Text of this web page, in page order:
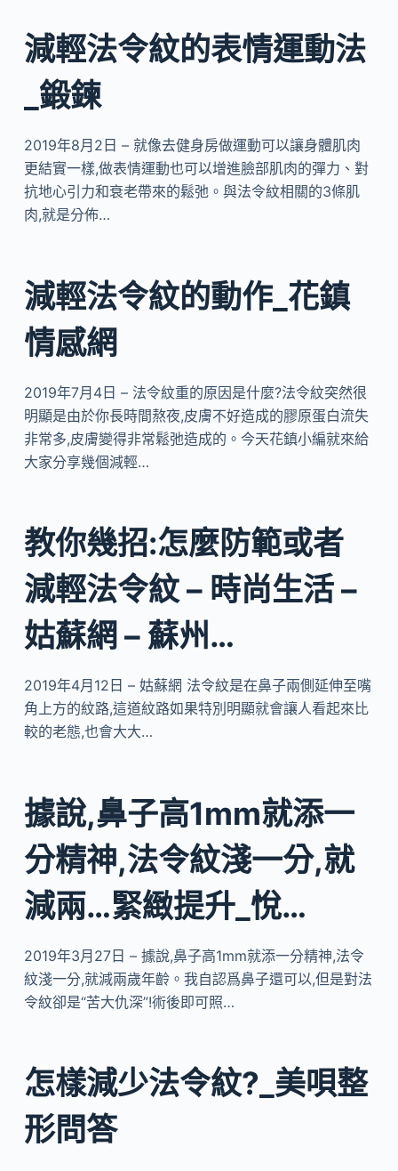
減輕法令紋的表情運動法
_鍛鍊
2019年8月2日 – 就像去健身房做運動可以讓身體肌肉
更結實一樣,做表情運動也可以增進臉部肌肉的彈力、對
抗地心引力和衰老帶來的鬆弛。與法令紋相關的3條肌
肉,就是分佈…
減輕法令紋的動作_花鎮
情感網
2019年7月4日 – 法令紋​重的原因是什麼?法令紋突然很
明顯是由於你長時間熬夜,皮膚不好造成的膠原蛋白流失
非常多,皮膚變得非常鬆弛造成的。今天花鎮小編就來給
大家分享幾個減輕…
教你幾招:怎麼防範或者
減輕法令紋 – 時尚生活 –
姑蘇網 – 蘇州…
2019年4月12日 – 姑蘇網 法令紋是在鼻子兩側延伸至嘴
角上方的紋路,這道紋路如果特別明顯就會讓人看起來比
較的老態,也會大大…
據說,鼻子高1mm就添一
分精神,法令紋淺一分,就
減兩…緊緻提升_悅…
2019年3月27日 – 據說,鼻子高1mm就添一分精神,法令
紋淺一分,就減兩歲年齡。我自認爲鼻子還可以,但是對法
令紋卻是“苦大仇深”!術後即可照…
怎樣減少法令紋?_美唄整
形問答